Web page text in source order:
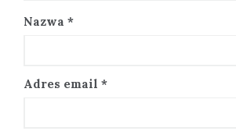
Nazwa *
Adres email *